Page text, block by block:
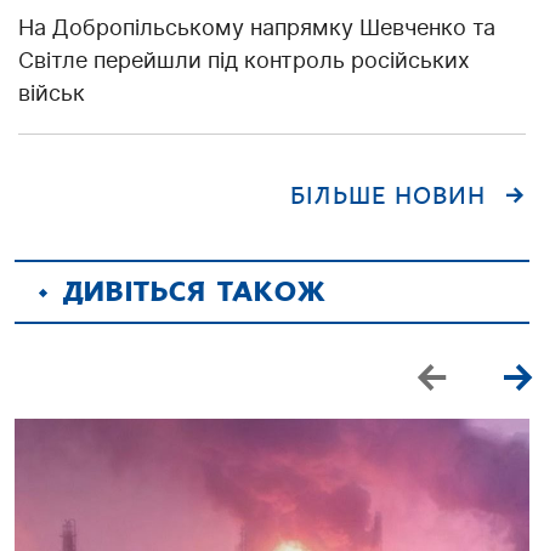
На Добропільському напрямку Шевченко та
Світле перейшли під контроль російських
військ
БІЛЬШЕ НОВИН
ДИВІТЬСЯ ТАКОЖ